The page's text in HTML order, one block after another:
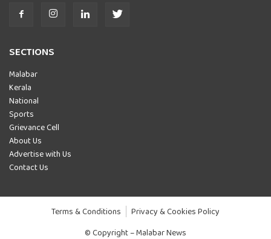
SECTIONS
Malabar
Kerala
National
Sports
Grievance Cell
About Us
Advertise with Us
Contact Us
Terms & Conditions
Privacy & Cookies Policy
© Copyright – Malabar News